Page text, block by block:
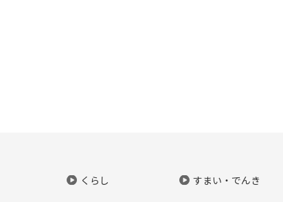
くらし すまい・でんき